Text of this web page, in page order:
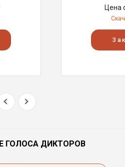
Цена
ГОЛОСА ДИКТОРОВ